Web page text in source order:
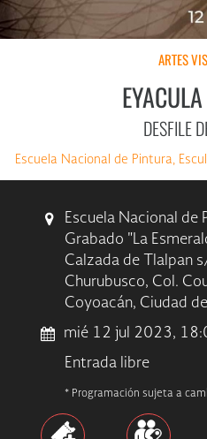
ARTES
DESFILE
Escuela Nacional de Pintura,
Escuela Nacional de
Grabado "La
Calzada de Tlalpan
Churubusco, Col.
Coyoacán, Ciudad
mié 12 jul 2023,
Entrada libre
* Programación sujeta a